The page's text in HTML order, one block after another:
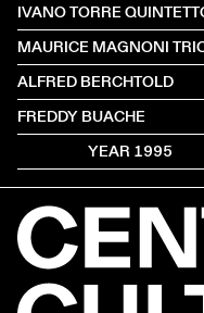
IVANO TORRE
MAURICE MAGNONI
ALFRED BERCHTOLD
FREDDY BUACHE
YEAR 1995